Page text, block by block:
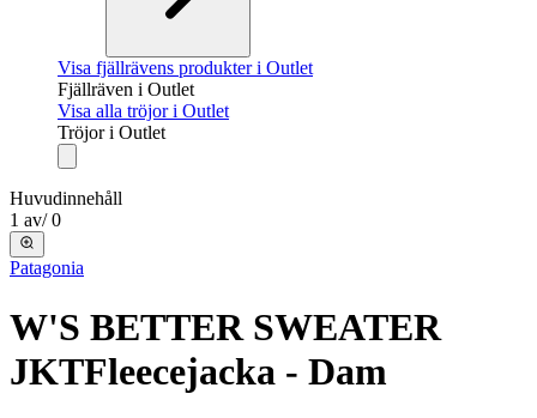
Visa fjällrävens produkter i Outlet
Fjällräven i Outlet
Visa alla tröjor i Outlet
Tröjor i Outlet
Huvudinnehåll
1 av/ 0
Patagonia
W'S BETTER SWEATER
JKTFleecejacka - Dam